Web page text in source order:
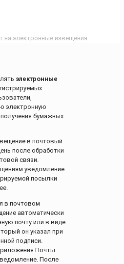
на электронные извещения
электронные
электронную
бумажных
в почтовый
после обработки
связи.
уведомление
посылки
в почтовом
автоматически
почту или в виде
он указал при
подписи.
Почты
После